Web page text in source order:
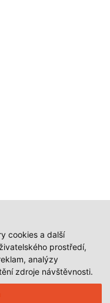
cookies a další
prostředí,
analýzy
zdroje návštěvnosti.